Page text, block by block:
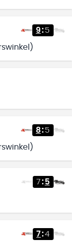
9:5
8:5
7:5
7:4